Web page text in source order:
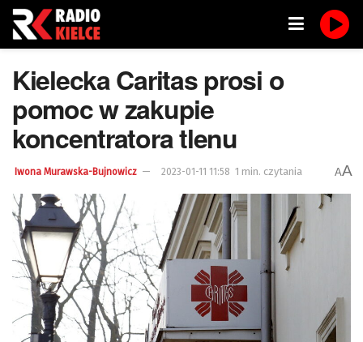
Kielecka Caritas prosi o
pomoc w zakupie
koncentratora tlenu
Iwona Murawska-Bujnowicz 2023-01-11 11:58 1 min. czytania AA